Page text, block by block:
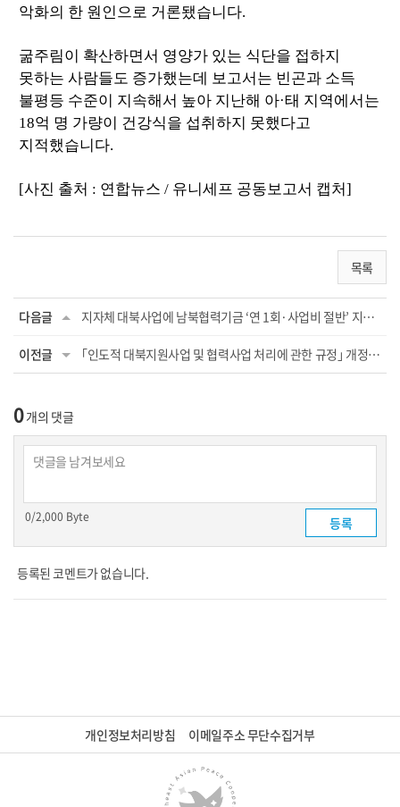
악화의 한 원인으로 거론됐습니다.
굶주림이 확산하면서 영양가 있는 식단을 접하지
못하는 사람들도 증가했는데 보고서는 빈곤과 소득
불평등 수준이 지속해서 높아 지난해 아·태 지역에서는
18억 명 가량이 건강식을 섭취하지 못했다고
지적했습니다.
[사진 출처 : 연합뉴스 / 유니세프 공동보고서 캡처]
목록
다음글 지자체 대북사업에 남북협력기금 ‘연 1회·사업비 절반’ 지원 가능
이전글 ｢인도적 대북지원사업 및 협력사업 처리에 관한 규정｣ 개정안 행정예고
0개의 댓글
0/2,000 Byte
등록된 코멘트가 없습니다.
개인정보처리방침 이메일주소 무단수집거부